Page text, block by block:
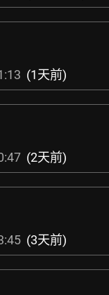
(1天前)
(2天前)
(3天前)